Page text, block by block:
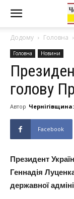
Додому Головна
Головна Новини
голову
Автор
Facebook
Президент
Геннадія
державної